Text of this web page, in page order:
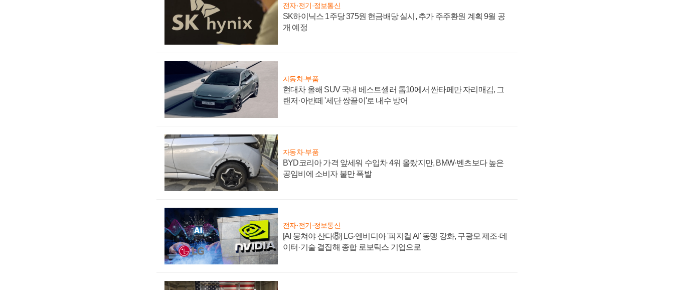
전자·전기·정보통신
SK하이닉스 1주당 375원 현금배당 실시, 추가 주주환원 계획 9월 공
개 예정
자동차·부품
현대차 올해 SUV 국내 베스트셀러 톱10에서 싼타페만 자리매김, 그
랜저·아반떼 '세단 쌍끌이'로 내수 방어
자동차·부품
BYD코리아 가격 앞세워 수입차 4위 올랐지만, BMW·벤츠보다 높은
공임비에 소비자 불만 폭발
전자·전기·정보통신
[AI 뭉쳐야 산다⑧] LG·엔비디아 '피지컬 AI' 동맹 강화, 구광모 제조·데
이터·기술 결집해 종합 로보틱스 기업으로